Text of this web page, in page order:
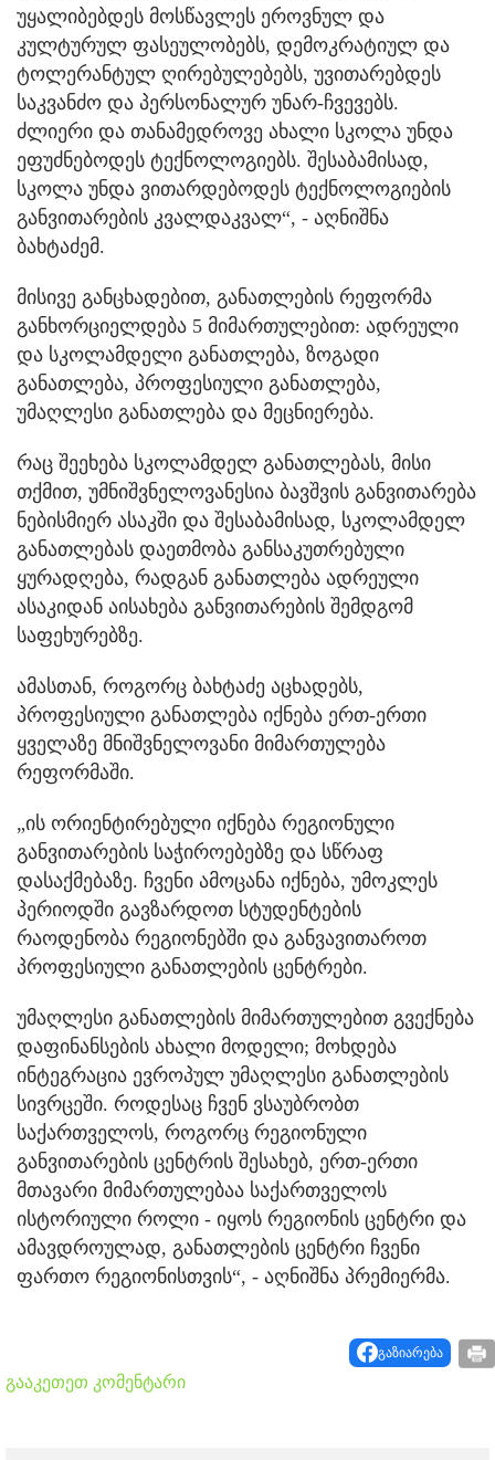
უყალიბებდეს მოსწავლეს ეროვნულ და
კულტურულ ფასეულობებს, დემოკრატიულ და
ტოლერანტულ ღირებულებებს, უვითარებდეს
საკვანძო და პერსონალურ უნარ-ჩვევებს.
ძლიერი და თანამედროვე ახალი სკოლა უნდა
ეფუძნებოდეს ტექნოლოგიებს. შესაბამისად,
სკოლა უნდა ვითარდებოდეს ტექნოლოგიების
განვითარების კვალდაკვალ“, - აღნიშნა
ბახტაძემ.
მისივე განცხადებით, განათლების რეფორმა
განხორციელდება 5 მიმართულებით: ადრეული
და სკოლამდელი განათლება, ზოგადი
განათლება, პროფესიული განათლება,
უმაღლესი განათლება და მეცნიერება.
რაც შეეხება სკოლამდელ განათლებას, მისი
თქმით, უმნიშვნელოვანესია ბავშვის განვითარება
ნებისმიერ ასაკში და შესაბამისად, სკოლამდელ
განათლებას დაეთმობა განსაკუთრებული
ყურადღება, რადგან განათლება ადრეული
ასაკიდან აისახება განვითარების შემდგომ
საფეხურებზე.
ამასთან, როგორც ბახტაძე აცხადებს,
პროფესიული განათლება იქნება ერთ-ერთი
ყველაზე მნიშვნელოვანი მიმართულება
რეფორმაში.
„ის ორიენტირებული იქნება რეგიონული
განვითარების საჭიროებებზე და სწრაფ
დასაქმებაზე. ჩვენი ამოცანა იქნება, უმოკლეს
პერიოდში გავზარდოთ სტუდენტების
რაოდენობა რეგიონებში და განვავითაროთ
პროფესიული განათლების ცენტრები.
უმაღლესი განათლების მიმართულებით გვექნება
დაფინანსების ახალი მოდელი; მოხდება
ინტეგრაცია ევროპულ უმაღლესი განათლების
სივრცეში. როდესაც ჩვენ ვსაუბრობთ
საქართველოს, როგორც რეგიონული
განვითარების ცენტრის შესახებ, ერთ-ერთი
მთავარი მიმართულებაა საქართველოს
ისტორიული როლი - იყოს რეგიონის ცენტრი და
ამავდროულად, განათლების ცენტრი ჩვენი
ფართო რეგიონისთვის“, - აღნიშნა პრემიერმა.
გაზიარება
გააკეთეთ კომენტარი